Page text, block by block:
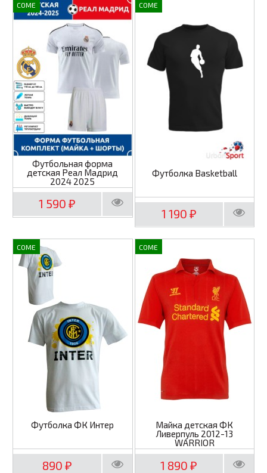
COME
Футбольная форма
детская Реал Мадрид
2024 2025
1 590 ₽
COME
Футболка Basketball
1 190 ₽
COME
Футболка ФК Интер
890 ₽
COME
Майка детская ФК
Ливерпуль 2012-13
WARRIOR
1 890₽